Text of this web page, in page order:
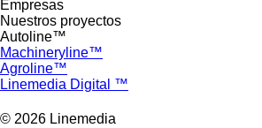
Empresas
Nuestros proyectos
Autoline™
Machineryline™
Agroline™
Linemedia Digital ™
© 2026 Linemedia